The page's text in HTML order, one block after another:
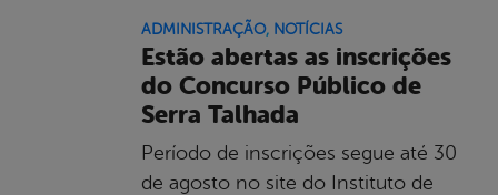
ADMINISTRAÇÃO, NOTÍCIAS
Estão abertas as inscrições
do Concurso Público de
Serra Talhada
Período de inscrições segue até 30
de agosto no site do Instituto de